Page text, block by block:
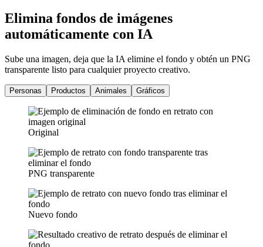
Elimina fondos de imágenes
automáticamente con IA
Sube una imagen, deja que la IA elimine el fondo y obtén un PNG
transparente listo para cualquier proyecto creativo.
Personas Productos Animales Gráficos
Original
PNG transparente
Nuevo fondo